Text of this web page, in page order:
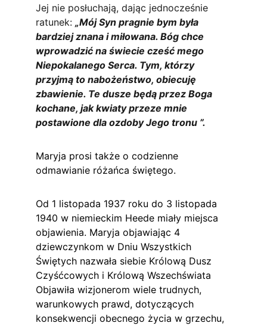
Jej nie posłuchają, dając jednocześnie
ratunek: „Mój Syn pragnie bym była
bardziej znana i miłowana. Bóg chce
wprowadzić na świecie cześć mego
Niepokalanego Serca. Tym, którzy
przyjmą to nabożeństwo, obiecuję
zbawienie. Te dusze będą przez Boga
kochane, jak kwiaty przeze mnie
postawione dla ozdoby Jego tronu ”.
Maryja prosi także o codzienne
odmawianie różańca świętego.
Od 1 listopada 1937 roku do 3 listopada
1940 w niemieckim Heede miały miejsca
objawienia. Maryja objawiając 4
dziewczynkom w Dniu Wszystkich
Świętych nazwała siebie Królową Dusz
Czyśćcowych i Królową Wszechświata
Objawiła wizjonerom wiele trudnych,
warunkowych prawd, dotyczących
konsekwencji obecnego życia w grzechu,